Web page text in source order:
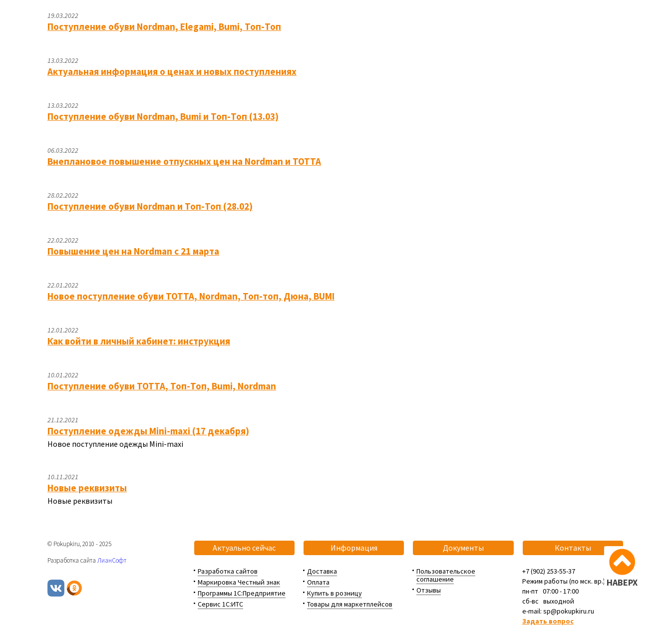
19.03.2022
Поступление обуви Nordman, Elegami, Bumi, Топ-Топ
13.03.2022
Актуальная информация о ценах и новых поступлениях
13.03.2022
Поступление обуви Nordman, Bumi и Топ-Топ (13.03)
06.03.2022
Внеплановое повышение отпускных цен на Nordman и ТОТТА
28.02.2022
Поступление обуви Nordman и Топ-Топ (28.02)
22.02.2022
Повышение цен на Nordman c 21 марта
22.01.2022
Новое поступление обуви ТОТТА, Nordman, Топ-топ, Дюна, BUMI
12.01.2022
Как войти в личный кабинет: инструкция
10.01.2022
Поступление обуви ТОТТА, Топ-Топ, Bumi, Nordman
21.12.2021
Поступление одежды Mini-maxi (17 декабря)
Новое поступление одежды Mini-maxi
10.11.2021
Новые реквизиты
Новые реквизиты
НАВЕРХ
Актуально сейчас
Разработка сайтов
Маркировка Честный знак
Программы 1С:Предприятие
Сервис 1С:ИТС
Информация
Доставка
Оплата
Купить в розницу
Товары для маркетплейсов
Документы
Пользовательское
соглашение
Отзывы
Контакты
+7 (902) 253-55-37
Режим работы (по мск. вр.):
пн-пт 07:00 - 17:00
сб-вс выходной
e-mail: sp@pokupkiru.ru
Задать вопрос
© Pokupkiru, 2010 - 2025
Разработка сайта ЛианСофт